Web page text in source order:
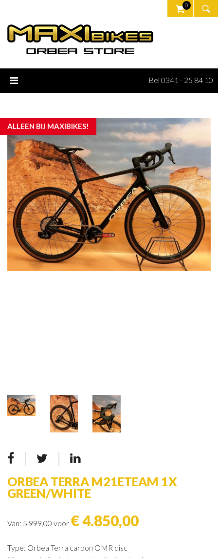
0
Bel 0341 - 25 84 10
ALLEEN BIJ MAXIBIKES!
ORBEA TERRA M21ETEAM 1X
GREEN/WHITE
Van: 5.999,00voor € 4.850,00
Type: Orbea Terra carbon OMR disc